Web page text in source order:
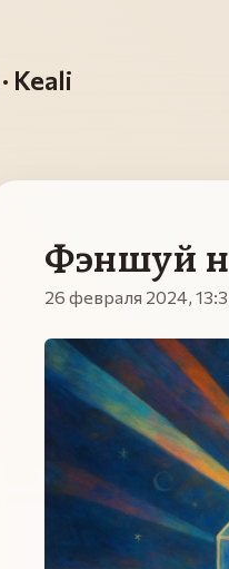
Keali
Фэншуй
26 февраля 2024,